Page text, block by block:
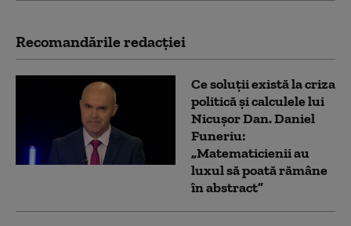
Recomandările redacţiei
Ce soluții există la criza
politică și calculele lui
Nicușor Dan. Daniel
Funeriu:
„Matematicienii au
luxul să poată rămâne
în abstract”